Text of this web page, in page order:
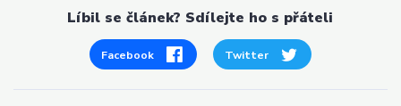
Líbil se článek? Sdílejte ho s přáteli
Facebook Twitter